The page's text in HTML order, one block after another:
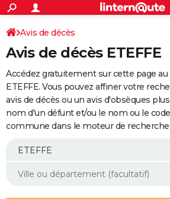
ACTUALITÉS
Politique
Société
Faits Divers
Education
Monde
Villes
+
SPORT
Coupe du monde 2026
Football
Tennis
Cyclisme
Rugby
Forum
Programme TV
TNT
Streaming
Cinéma
Sorties cinéma
Musique
+
FINANCE
Retraite
Epargne
Immobilier
Risques naturels par ville
Banque
Assurance
AUTO
Essais
Réserver un essai
Citadines
Berlines
SUV
Forum auto
+
Mobiles
Meilleur smartphone
Internet
Ordinateurs
Jeux vidéo
Guide high-tech
Aménagement intérieur
Avis de décès
Avis de décès ETEFFE
Accédez gratuitement sur cette page au
ETEFFE. Vous pouvez affiner votre
avis de décès ou un avis d'obsèques
nom d'un défunt et/ou le nom ou le
commune dans le moteur de recherche